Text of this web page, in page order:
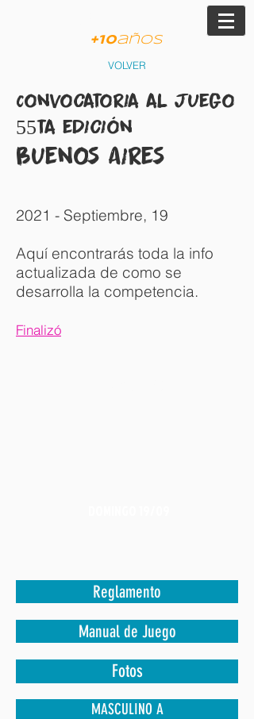
+10años
VOLVER
Convocatoria al Juego
55ta edición
Buenos Aires
2021 - Septiembre, 19
Aquí encontrarás toda la info
actualizada de como se
desarrolla la competencia.
Finalizó
Reglamento
Manual de Juego
Fotos
MASCULINO A